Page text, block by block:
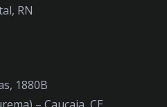
RN
1880B